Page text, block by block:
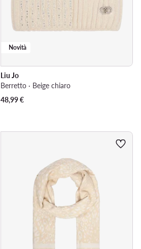
Novità
Liu Jo
Berretto · Beige chiaro
48,99€